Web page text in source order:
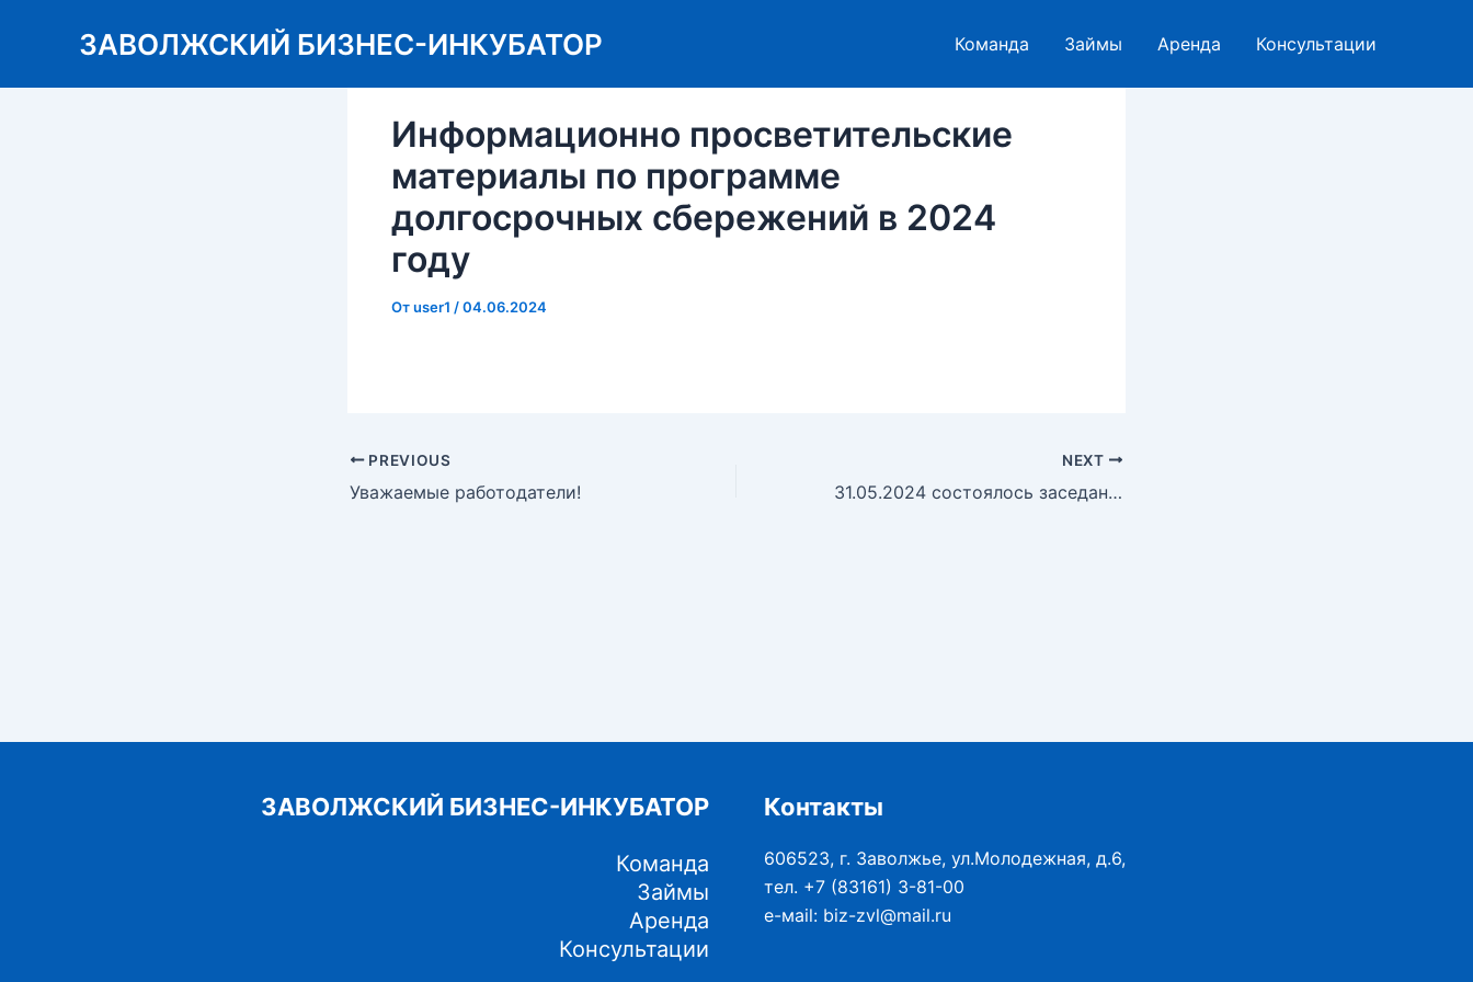
ЗАВОЛЖСКИЙ БИЗНЕС-ИНКУБАТОР Команда Займы Аренда Консультации
Информационно просветительские
материалы по программе
долгосрочных сбережений в 2024
году
Отuser1 /04.06.2024
Post
navigation
PREVIOUS
Уважаемые работодатели!
NEXT
31.05.2024 состоялось заседание Попечительского совета №6
ЗАВОЛЖСКИЙ БИЗНЕС-ИНКУБАТОР
Команда
Займы
Аренда
Консультации
Контакты
606523, г. Заволжье, ул.Молодежная, д.6,
тел. +7 (83161) 3-81-00
е-маil: biz-zvl@mail.ru